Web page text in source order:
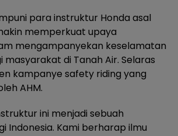
para instruktur Honda asal
memperkuat upaya
mengampanyekan keselamatan
di Tanah Air. Selaras
kampanye safety riding yang
AHM.
ini menjadi sebuah
Indonesia. Kami berharap ilmu